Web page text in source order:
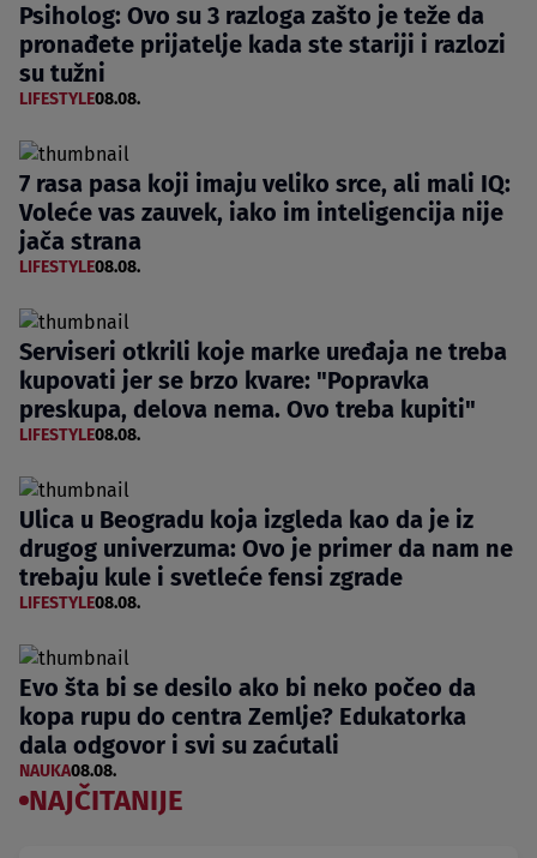
Psiholog: Ovo su 3 razloga zašto je teže da
pronađete prijatelje kada ste stariji i razlozi
su tužni
LIFESTYLE08.08.
7 rasa pasa koji imaju veliko srce, ali mali IQ:
Voleće vas zauvek, iako im inteligencija nije
jača strana
LIFESTYLE08.08.
Serviseri otkrili koje marke uređaja ne treba
kupovati jer se brzo kvare: "Popravka
preskupa, delova nema. Ovo treba kupiti"
LIFESTYLE08.08.
Ulica u Beogradu koja izgleda kao da je iz
drugog univerzuma: Ovo je primer da nam ne
trebaju kule i svetleće fensi zgrade
LIFESTYLE08.08.
Evo šta bi se desilo ako bi neko počeo da
kopa rupu do centra Zemlje? Edukatorka
dala odgovor i svi su zaćutali
NAUKA08.08.
NAJČITANIJE